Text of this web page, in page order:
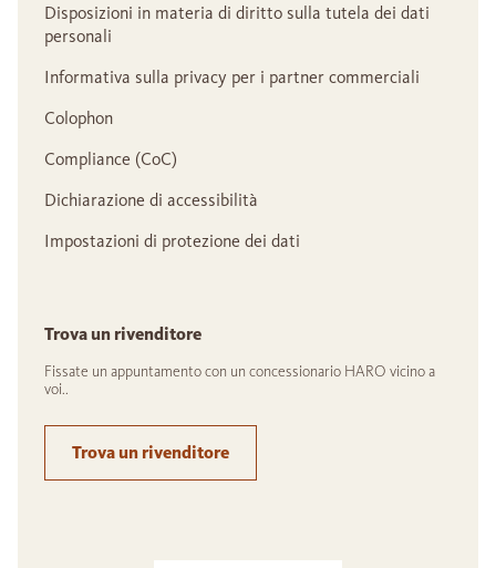
Disposizioni in materia di diritto sulla tutela dei dati
personali
Informativa sulla privacy per i partner commerciali
Colophon
Compliance (CoC)
Dichiarazione di accessibilità
Impostazioni di protezione dei dati
Trova un rivenditore
Fissate un appuntamento con un concessionario HARO vicino a
voi..
Trova un rivenditore